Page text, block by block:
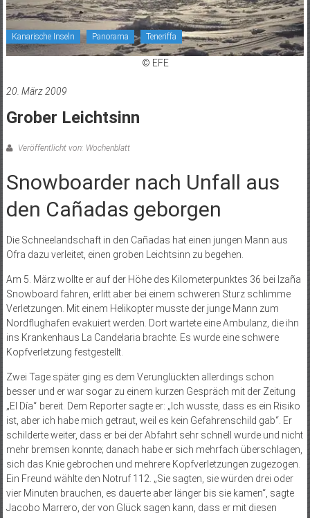
Kanarische Inseln Panorama Teneriffa
© EFE
20. März 2009
Grober Leichtsinn
Veröffentlicht von: Wochenblatt
Snowboarder nach Unfall aus
den Cañadas geborgen
Die Schneelandschaft in den Cañadas hat einen jungen Mann aus
Ofra dazu verleitet, einen groben Leichtsinn zu begehen.
Am 5. März wollte er auf der Höhe des Kilometerpunktes 36 bei Izaña
Snowboard fahren, erlitt aber bei einem schweren Sturz schlimme
Verletzungen. Mit einem Helikopter musste der junge Mann zum
Nordflughafen evakuiert werden. Dort wartete eine Ambulanz, die ihn
ins Krankenhaus La Candelaria brachte. Es wurde eine schwere
Kopfverletzung festgestellt.
Zwei Tage später ging es dem Verunglückten allerdings schon
besser und er war sogar zu einem kurzen Gespräch mit der Zeitung
„El Día“ bereit. Dem Reporter sagte er: „Ich wusste, dass es ein Risiko
ist, aber ich habe mich getraut, weil es kein Gefahrenschild gab“. Er
schilderte weiter, dass er bei der Abfahrt sehr schnell wurde und nicht
mehr bremsen konnte; danach habe er sich mehrfach überschlagen,
sich das Knie gebrochen und mehrere Kopfverletzungen zugezogen.
Ein Freund wählte den Notruf 112. „Sie sagten, sie würden drei oder
vier Minuten brauchen, es dauerte aber länger bis sie kamen“, sagte
Jacobo Marrero, der von Glück sagen kann, dass er mit diesen